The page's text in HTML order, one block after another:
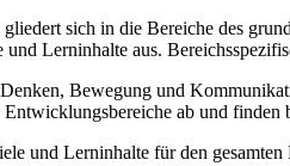
sich in die Bereiche des
Lerninhalte aus.
Bewegung und
ab und
und Lerninhalte für den